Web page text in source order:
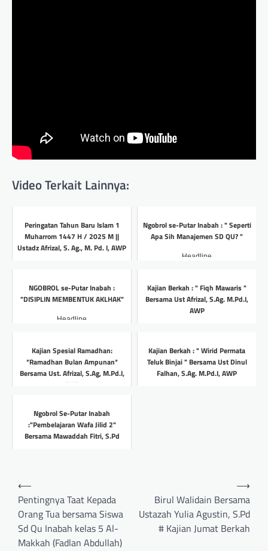
Video Terkait Lainnya:
Peringatan Tahun Baru Islam 1
Muharrom 1447 H / 2025 M ||
Ustadz Afrizal, S. Ag., M. Pd. I, AWP
Ngobrol se-Putar Inabah : " Seperti
Apa Sih Manajemen SD QU? "
Headline
NGOBROL se-Putar Inabah :
"DISIPLIN MEMBENTUK AKLHAK"
Headline
Kajian Berkah : " Fiqh Mawaris "
Bersama Ust Afrizal, S.Ag. M.Pd.I,
AWP
Kajian Spesial Ramadhan:
*Ramadhan Bulan Ampunan*
Bersama Ust. Afrizal, S.Ag, M.Pd.I,
AWP
Kajian Berkah : " Wirid Permata
Teluk Binjai " Bersama Ust Dinul
Falhan, S.Ag. M.Pd.I, AWP
Ngobrol Se-Putar Inabah
:"Pembelajaran Wafa Jilid 2"
Bersama Mawaddah Fitri, S.Pd
Post
navigation
⟵
Pentingnya Taat Kepada
Orang Tua bersama Siswa
Sd Qu Inabah kelas 5 Al-
Makkah (Fadlan Abdullah)
Birul Walidain Bersama
Ustazah Yulia Agustin, S.Pd
# Kajian Jumat Berkah
⟶